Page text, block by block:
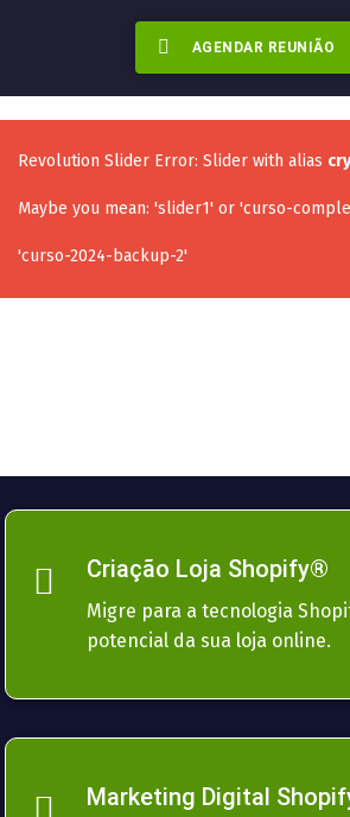
AGENDAR REUNIÃO
Revolution Slider Error: Slider with alias
Maybe you mean: 'slider1' or 'curso-
'curso-2024-backup-2'
Criação Loja Shopify®
Migre para a tecnologia
potencial da sua loja online.
Marketing Digital